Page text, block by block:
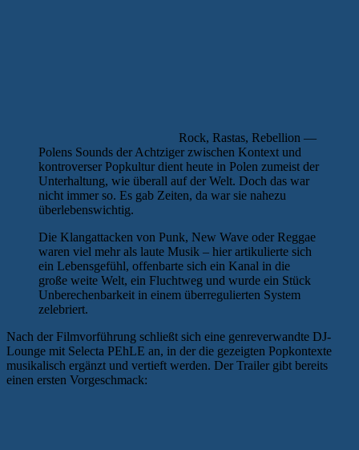
Rock, Rastas, Rebellion —
Polens Sounds der Achtziger zwischen Kontext und
kontroverser Popkultur dient heute in Polen zumeist der
Unterhaltung, wie überall auf der Welt. Doch das war
nicht immer so. Es gab Zeiten, da war sie nahezu
überlebenswichtig.
Die Klangattacken von Punk, New Wave oder Reggae
waren viel mehr als laute Musik – hier artikulierte sich
ein Lebensgefühl, offenbarte sich ein Kanal in die
große weite Welt, ein Fluchtweg und wurde ein Stück
Unberechenbarkeit in einem überregulierten System
zelebriert.
Nach der Filmvorführung schließt sich eine genreverwandte DJ-
Lounge mit Selecta PEhLE an, in der die gezeigten Popkontexte
musikalisch ergänzt und vertieft werden. Der Trailer gibt bereits
einen ersten Vorgeschmack: